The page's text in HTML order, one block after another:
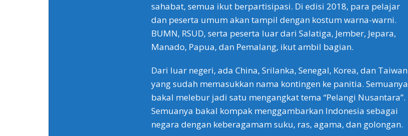
sahabat, semua ikut berpartisipasi. Di edisi 2018, para pelajar
dan peserta umum akan tampil dengan kostum warna-warni.
BUMN, RSUD, serta peserta luar dari Salatiga, Jember, Jepara,
Manado, Papua, dan Pemalang, ikut ambil bagian.
Dari luar negeri, ada China, Srilanka, Senegal, Korea, dan Taiwan
yang sudah memasukkan nama kontingen ke panitia. Semuanya
bakal melebur jadi satu mengangkat tema “Pelangi Nusantara”.
Semuanya bakal kompak menggambarkan Indonesia sebagai
negara dengan keberagamam suku, ras, agama, dan golongan.